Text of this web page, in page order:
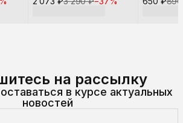
на рассылку
в курсе актуальных
новостей